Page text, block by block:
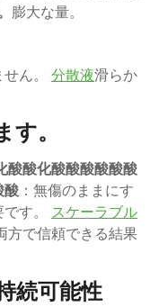
膨大な量。
ん。 分散液滑らか
す。
酸酸化酸酸酸酸酸酸
酸 ：無傷のままにす
す。 スケーラブル
方で信頼できる結果
続可能性